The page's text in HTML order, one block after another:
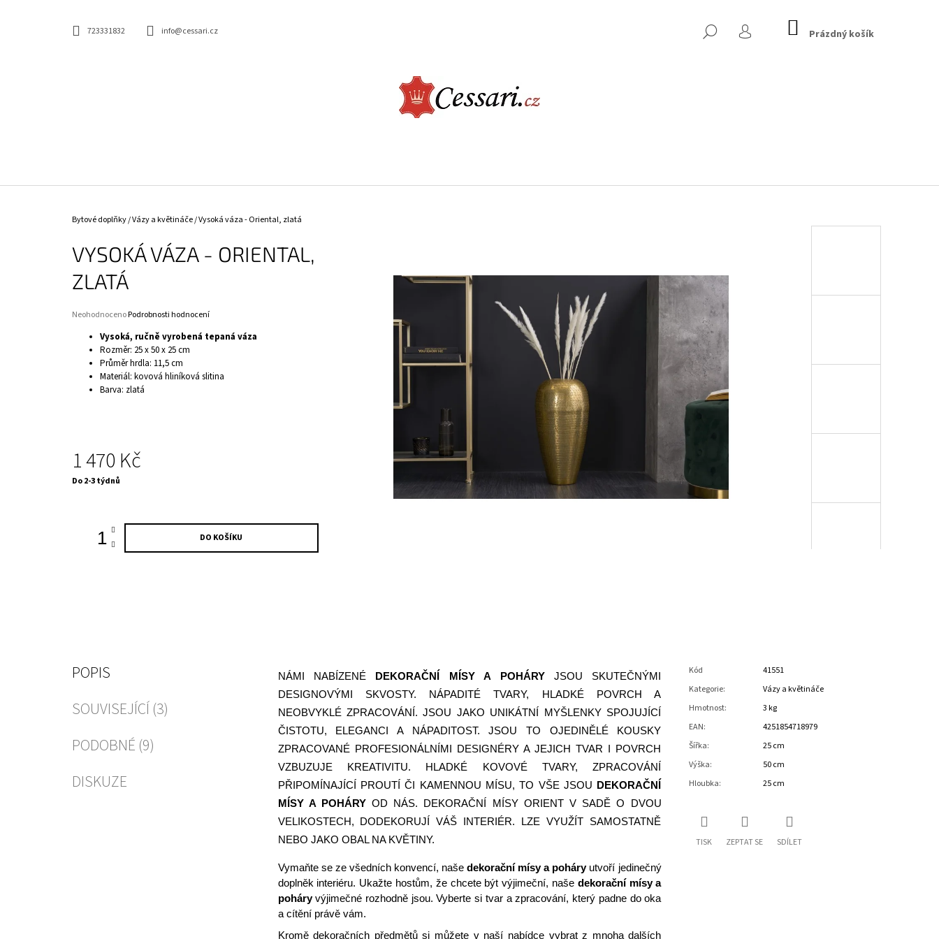
723331832 info@cessari.cz HLEDAT
PŘIHLÁŠENÍ
NÁKUPNÍ
KOŠÍK
Prázdný košík
Domů
Bytové doplňky/Vázy a květináče/Vysoká váza - Oriental, zlatá
VYSOKÁ VÁZA - ORIENTAL,
ZLATÁ
Průměrné
produktu
NeohodnocenoPodrobnosti hodnocení
Vysoká, ručně vyrobená tepaná váza
Rozměr: 25 x 50 x 25 cm
Průměr hrdla: 11,5 cm
Materiál: kovová hliníková slitina
Barva: zlatá
1 470 Kč
Měrná
Do 2-3 týdnů
DO KOŠÍKU
POPIS
SOUVISEJÍCÍ (3)
PODOBNÉ (9)
DISKUZE
NÁMI NABÍZENÉ DEKORAČNÍ MÍSY A POHÁRYJSOU SKUTEČNÝMI
DESIGNOVÝMI SKVOSTY. NÁPADITÉ TVARY, HLADKÉ POVRCH A
NEOBVYKLÉ ZPRACOVÁNÍ. JSOU JAKO UNIKÁTNÍ MYŠLENKY SPOJUJÍCÍ
ČISTOTU, ELEGANCI A NÁPADITOST. JSOU TO OJEDINĚLÉ KOUSKY
ZPRACOVANÉ PROFESIONÁLNÍMI DESIGNÉRY A JEJICH TVAR I POVRCH
VZBUZUJE KREATIVITU. HLADKÉ KOVOVÉ TVARY, ZPRACOVÁNÍ
PŘIPOMÍNAJÍCÍ PROUTÍ ČI KAMENNOU MÍSU, TO VŠE JSOU
DEKORAČNÍ
MÍSY A POHÁRYOD NÁS. DEKORAČNÍ MÍSY ORIENTV SADĚ O DVOU
VELIKOSTECH, DODEKORUJÍ VÁŠ INTERIÉR. LZE VYUŽÍT SAMOSTATNĚ
NEBO JAKO OBAL NA KVĚTINY.
Vymaňte se ze všedních konvencí, našedekorační mísy a poháryutvoří jedinečný
doplněk interiéru. Ukažte hostům, že chcete být výjimeční, naše dekorační mísy a
poháryvýjimečné rozhodně jsou. Vyberte si tvar a zpracování, který padne do oka
a cítění právě vám.
Kromě dekoračních předmětů si můžete v naší nabídce vybrat z mnoha dalších
Kód
41551
Kategorie:
Vázy a květináče
Hmotnost:
3 kg
EAN:
4251854718979
Šířka:
25 cm
Výška:
50 cm
Hloubka: 25 cm
TISK ZEPTAT SE SDÍLET
CO POTŘEBUJETE NAJÍT?
DOPORUČUJEME
ELEGANTNÍ JÍDELNÍ ŽIDLE - CASTLE, BÉŽOVÁ